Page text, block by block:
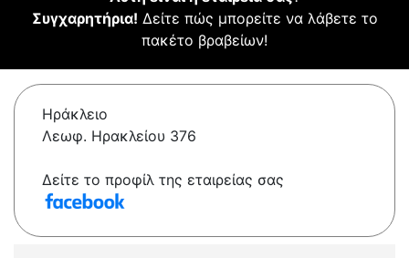
Συγχαρητήρια! Δείτε πώς μπορείτε να λάβετε το
πακέτο βραβείων!
Ηράκλειο
Λεωφ. Ηρακλείου 376
Δείτε το προφίλ της εταιρείας σας